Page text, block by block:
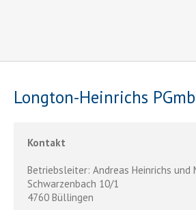
Longton-Heinrichs
Kontakt
Betriebsleiter: Andreas Heinrichs und
Schwarzenbach 10/1
4760 Büllingen